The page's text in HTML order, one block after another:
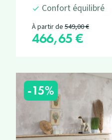
Confort équilibré
À partir dePrix de base
549,00 €
Prix
466,65 €
-15%